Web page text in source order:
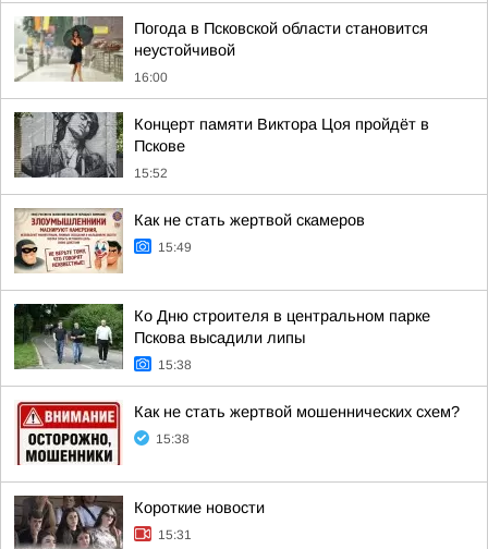
Погода в Псковской области становится
неустойчивой
16:00
Концерт памяти Виктора Цоя пройдёт в
Пскове
15:52
Как не стать жертвой скамеров
15:49
Ко Дню строителя в центральном парке
Пскова высадили липы
15:38
Как не стать жертвой мошеннических схем?
15:38
Короткие новости
15:31